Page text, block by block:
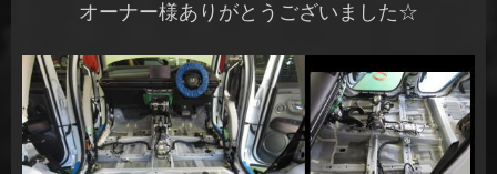
オーナー様ありがとうございました☆